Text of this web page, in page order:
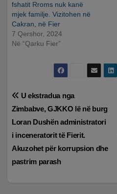
fshatit Rroms nuk kanë
mjek familje. Vizitohen në
Cakran, në Fier
7 Qershor, 2024
Në “Qarku Fier”
Lëvizje
te
postimet
U ekstradua nga
Zimbabve, GJKKO lë në burg
Loran Dushën administratori
i inceneratorit të Fierit.
Akuzohet për korrupsion dhe
pastrim parash